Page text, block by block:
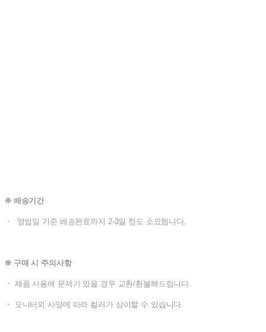
❊ 배송기간
・ 영업일 기준 배송완료까지 2-3일 정도 소요됩니다.
❊ 구매 시 주의사항
・ 제품 사용에 문제가 있을 경우 교환/환불해드립니다.
・ 모니터의 사양에 따라 컬러가 상이할 수 있습니다.